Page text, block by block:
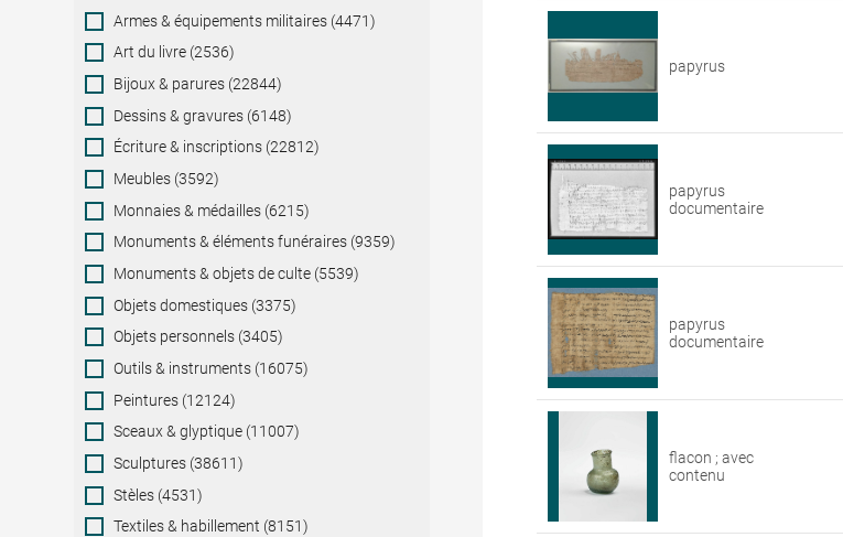
Armes & équipements militaires (4471)
Art du livre (2536)
Bijoux & parures (22844)
Dessins & gravures (6148)
Écriture & inscriptions (22812)
Meubles (3592)
Monnaies & médailles (6215)
Monuments & éléments funéraires (9359)
Monuments & objets de culte (5539)
Objets domestiques (3375)
Objets personnels (3405)
Outils & instruments (16075)
Peintures (12124)
Sceaux & glyptique (11007)
Sculptures (38611)
Stèles (4531)
Textiles & habillement (8151)
papyrus
papyrus
documentaire
papyrus
documentaire
flacon ; avec
contenu